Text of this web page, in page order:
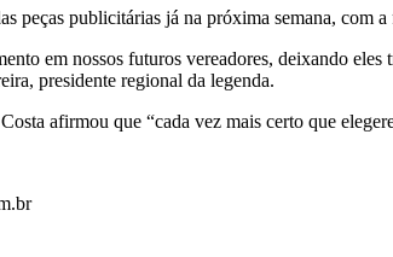
peças publicitárias já na próxima semana, com
em nossos futuros vereadores, deixando
presidente regional da legenda.
afirmou que “cada vez mais certo que